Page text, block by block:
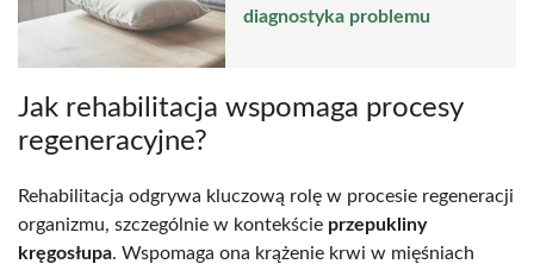
diagnostyka problemu
Jak rehabilitacja wspomaga procesy
regeneracyjne?
Rehabilitacja odgrywa kluczową rolę w procesie regeneracji
organizmu, szczególnie w kontekście przepukliny
kręgosłupa. Wspomaga ona krążenie krwi w mięśniach